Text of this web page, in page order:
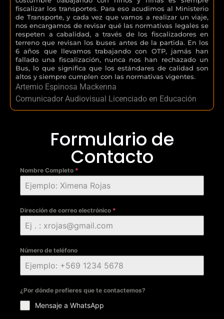
fiscalizar los transportes. Para eso acudimos al Ministerio
de Transporte, y cada vez que vamos a realizar un viaje,
nos encargamos de revisar qué las normativas legales se
respeten a cabalidad, a través de los fiscalizadores en
terreno que revisan los buses antes de la partida. En los
6 años que llevamos trabajando con OTP, jamás han
fallado una fiscalización, nunca nos han rechazado un
Bus, lo que significa que los estándares de calidad son
altos y siempre cumplen con las normativas vigentes.
Artemio Espinosa Mackenna
Comunicador Audiovisual Licenciado en Educación
Formulario de
Contacto
Nombre Completo *
Dirección de correo electrónico *
Número de teléfono
¿Por dónde prefieres que te contactemos?
Mensaje a WhatsApp